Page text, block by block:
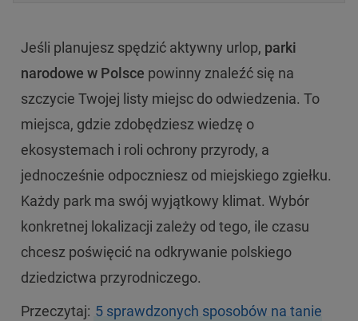
Jeśli planujesz spędzić aktywny urlop, parki
narodowe w Polsce powinny znaleźć się na
szczycie Twojej listy miejsc do odwiedzenia. To
miejsca, gdzie zdobędziesz wiedzę o
ekosystemach i roli ochrony przyrody, a
jednocześnie odpoczniesz od miejskiego zgiełku.
Każdy park ma swój wyjątkowy klimat. Wybór
konkretnej lokalizacji zależy od tego, ile czasu
chcesz poświęcić na odkrywanie polskiego
dziedzictwa przyrodniczego.
Przeczytaj: 5 sprawdzonych sposobów na tanie